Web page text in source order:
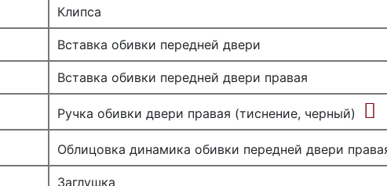
Клипса
Вставка обивки передней двери
Вставка обивки передней двери правая
Ручка обивки двери правая (тиснение, черный)
Облицовка динамика обивки передней двери
Заглушка